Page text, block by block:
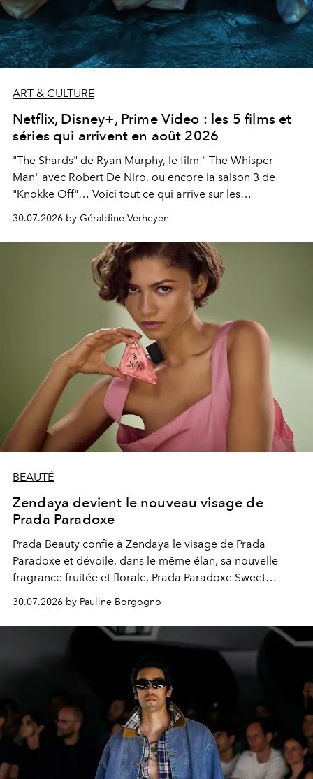
ART & CULTURE
Netflix, Disney+, Prime Video : les 5 films et
séries qui arrivent en août 2026
"The Shards" de Ryan Murphy, le film " The Whisper
Man" avec Robert De Niro, ou encore la saison 3 de
"Knokke Off"… Voici tout ce qui arrive sur les
30.07.2026 by Géraldine Verheyen
BEAUTÉ
Zendaya devient le nouveau visage de
Prada Paradoxe
Prada Beauty confie à Zendaya le visage de Prada
Paradoxe et dévoile, dans le même élan, sa nouvelle
fragrance fruitée et florale, Prada Paradoxe Sweet
30.07.2026 by Pauline Borgogno